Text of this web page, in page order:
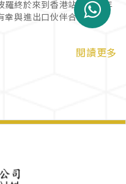
羅終於來到香港站，為本年
與進出口伙伴合作，提
閱讀更多